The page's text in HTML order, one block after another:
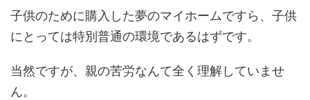
子供のために購入した夢のマイホームですら、子供
にとっては特別普通の環境であるはずです。
当然ですが、親の苦労なんて全く理解していませ
ん。